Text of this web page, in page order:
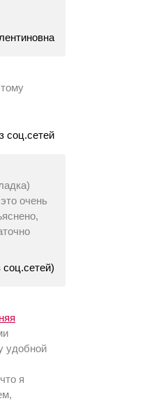
соц.сетей
очень
удобной
я